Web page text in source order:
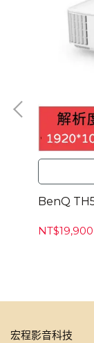
BenQ
NT$19,900
宏程影音科技